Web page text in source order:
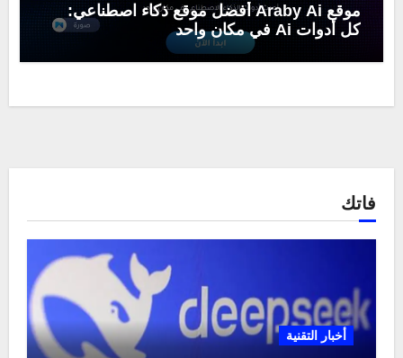
موقع Araby Ai أفضل موقع ذكاء اصطناعي:
كل أدوات Ai في مكان واحد
فاتك
أخبار التقنية